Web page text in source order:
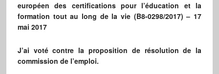
européen des certifications pour l’éducation et la
formation tout au long de la vie (B8-0298/2017) – 17
mai 2017
J’ai voté contre la proposition de résolution de la
commission de l’emploi.